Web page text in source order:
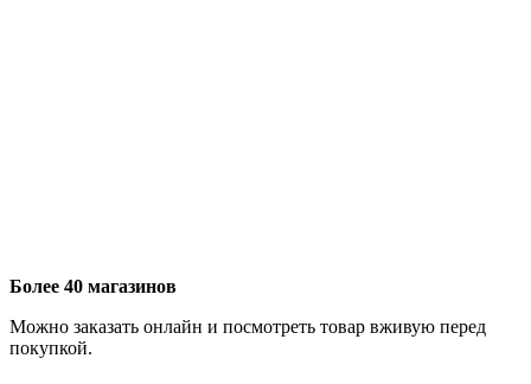
Более 40 магазинов
Можно заказать онлайн и посмотреть товар вживую перед
покупкой.